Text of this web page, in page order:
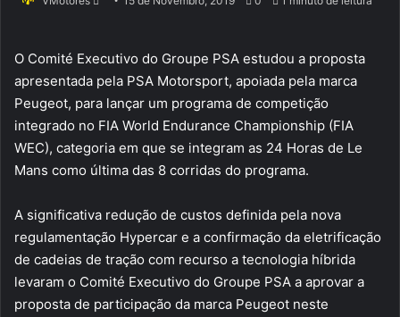
O Comité Executivo do Groupe PSA estudou a proposta
apresentada pela PSA Motorsport, apoiada pela marca
Peugeot, para lançar um programa de competição
integrado no FIA World Endurance Championship (FIA
WEC), categoria em que se integram as 24 Horas de Le
Mans como última das 8 corridas do programa.
A significativa redução de custos definida pela nova
regulamentação Hypercar e a confirmação da eletrificação
de cadeias de tração com recurso a tecnologia híbrida
levaram o Comité Executivo do Groupe PSA a aprovar a
proposta de participação da marca Peugeot neste